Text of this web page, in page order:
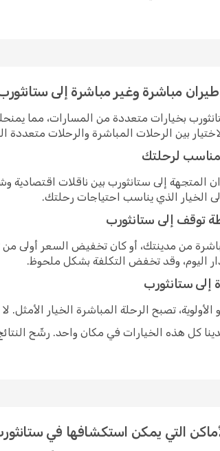
مباشرة وغير مباشرة إلى
بخيارات متعددة من المسارات، مما
بين الرحلات المباشرة والرحلات
لرحلتك
المتجهة إلى ستانثورب بين ناقلات
الخيار الذي يناسب احتياجات رحلتك.
توقف إلى ستانثورب
من مدينتك، أو كان تخفيض السعر أولى
اليوم، وقد تخفض التكلفة بشكل ملحوظ.
إلى ستانثورب
تصبح الرحلة المباشرة الخيار
كل هذه الخيارات في مكان واحد. رشّح
التي يمكن استكشافها في